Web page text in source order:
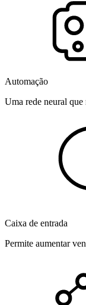
Automação
Uma rede neural
Caixa de entrada
Permite aumentar